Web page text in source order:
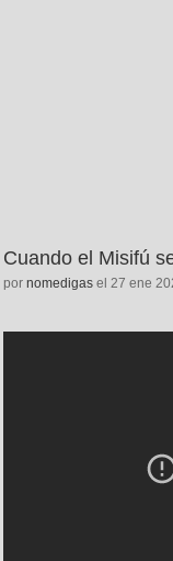
Cuando el Misifú
por nomedigas el 27 ene